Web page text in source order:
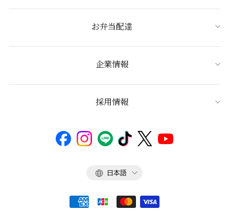
お弁当配達
企業情報
採用情報
言
日本語